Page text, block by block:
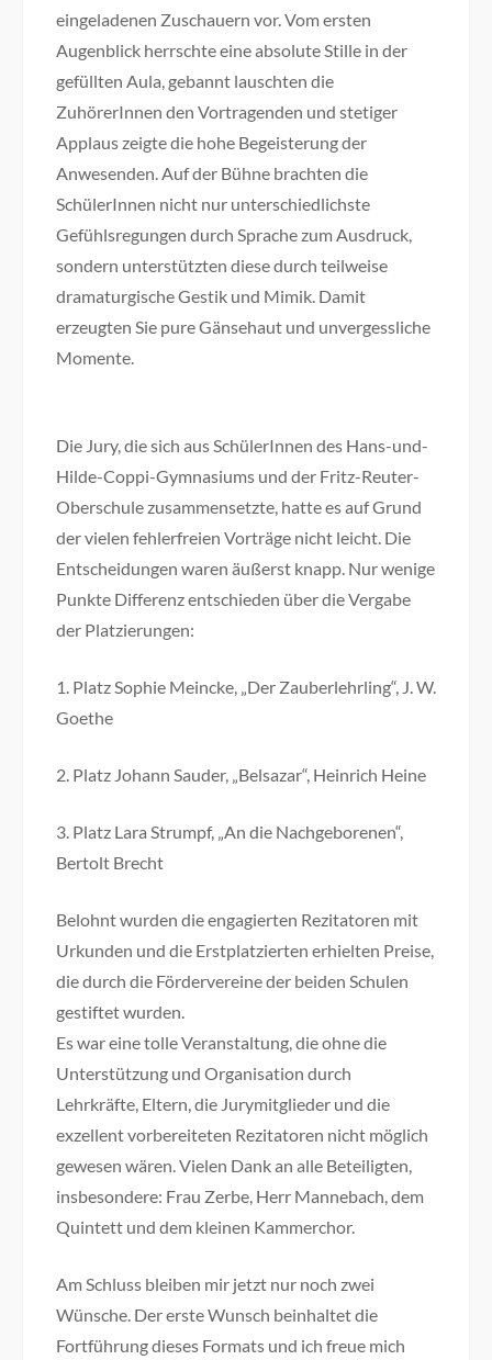
eingeladenen Zuschauern vor. Vom ersten
Augenblick herrschte eine absolute Stille in der
gefüllten Aula, gebannt lauschten die
ZuhörerInnen den Vortragenden und stetiger
Applaus zeigte die hohe Begeisterung der
Anwesenden. Auf der Bühne brachten die
SchülerInnen nicht nur unterschiedlichste
Gefühlsregungen durch Sprache zum Ausdruck,
sondern unterstützten diese durch teilweise
dramaturgische Gestik und Mimik. Damit
erzeugten Sie pure Gänsehaut und unvergessliche
Momente.
Die Jury, die sich aus SchülerInnen des Hans-und-
Hilde-Coppi-Gymnasiums und der Fritz-Reuter-
Oberschule zusammensetzte, hatte es auf Grund
der vielen fehlerfreien Vorträge nicht leicht. Die
Entscheidungen waren äußerst knapp. Nur wenige
Punkte Differenz entschieden über die Vergabe
der Platzierungen:
1. Platz Sophie Meincke, „Der Zauberlehrling“, J. W.
Goethe
2. Platz Johann Sauder, „Belsazar“, Heinrich Heine
3. Platz Lara Strumpf, „An die Nachgeborenen“,
Bertolt Brecht
Belohnt wurden die engagierten Rezitatoren mit
Urkunden und die Erstplatzierten erhielten Preise,
die durch die Fördervereine der beiden Schulen
gestiftet wurden.
Es war eine tolle Veranstaltung, die ohne die
Unterstützung und Organisation durch
Lehrkräfte, Eltern, die Jurymitglieder und die
exzellent vorbereiteten Rezitatoren nicht möglich
gewesen wären. Vielen Dank an alle Beteiligten,
insbesondere: Frau Zerbe, Herr Mannebach, dem
Quintett und dem kleinen Kammerchor.
Am Schluss bleiben mir jetzt nur noch zwei
Wünsche. Der erste Wunsch beinhaltet die
Fortführung dieses Formats und ich freue mich